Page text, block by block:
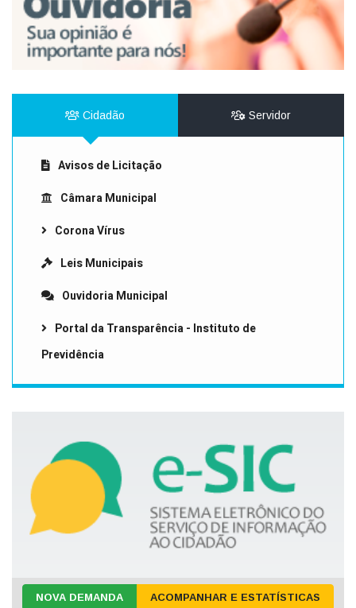
Cidadão Servidor
Avisos de Licitação
Câmara Municipal
Corona Vírus
Leis Municipais
Ouvidoria Municipal
Portal da Transparência - Instituto de
Previdência
NOVA DEMANDA ACOMPANHAR E ESTATÍSTICAS